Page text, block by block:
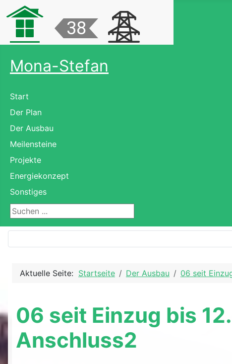
Mona-Stefan
Start
Der Plan
Der Ausbau
Meilensteine
Projekte
Energiekonzept
Sonstiges
Suchen ...
Aktuelle Seite: Startseite Der Ausbau 06 seit
06 seit Einzug bis
Anschluss2